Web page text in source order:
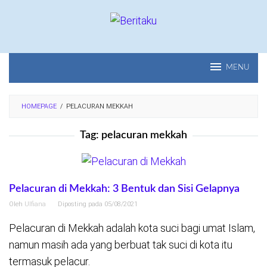
MENU
HOMEPAGE / PELACURAN MEKKAH
Tag: pelacuran mekkah
Pelacuran di Mekkah: 3 Bentuk dan Sisi Gelapnya
Oleh Ulfiana Diposting pada 05/08/2021
Pelacuran di Mekkah adalah kota suci bagi umat Islam,
namun masih ada yang berbuat tak suci di kota itu
termasuk pelacur.